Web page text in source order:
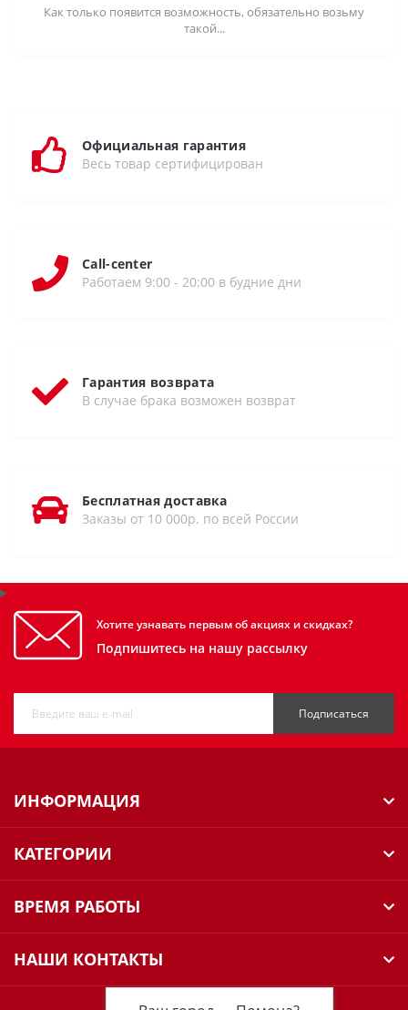
Как только появится возможность, обязательно возьму
такой...
Официальная гарантия
Весь товар сертифицирован
Call-center
Работаем 9:00 - 20:00 в будние дни
Гарантия возврата
В случае брака возможен возврат
Бесплатная доставка
Заказы от 10 000р. по всей России
Хотите узнавать первым об акциях и скидках?
Подпишитесь на нашу рассылку
Подписаться
ИНФОРМАЦИЯ
КАТЕГОРИИ
ВРЕМЯ РАБОТЫ
НАШИ КОНТАКТЫ